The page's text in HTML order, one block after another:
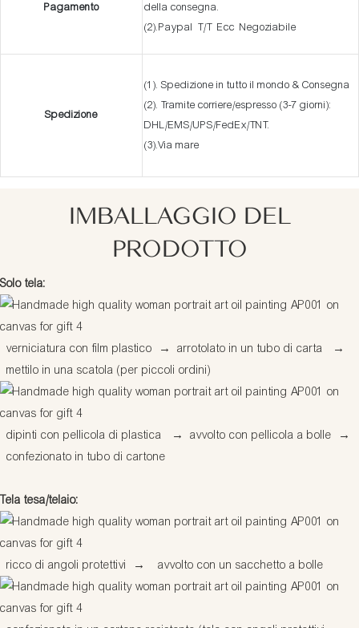
Pagamento
della consegna.
(2).Paypal T/T Ecc Negoziabile
Spedizione
(1). Spedizione in tutto il mondo & Consegna
(2). Tramite corriere/espresso (3-7 giorni):
DHL/EMS/UPS/FedEx/TNT.
(3).Via mare
IMBALLAGGIO DEL
PRODOTTO
Solo tela:
verniciatura con film plastico → arrotolato in un tubo di carta
→
mettilo in una scatola (per piccoli ordini)
dipinti con pellicola di plastica → avvolto con pellicola a bolle
→
confezionato in tubo di cartone
Tela tesa/telaio:
ricco di angoli protettivi → avvolto con un sacchetto a bolle